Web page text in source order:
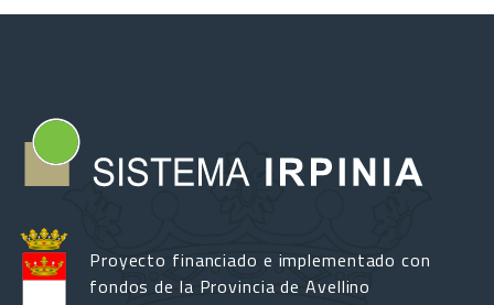
Proyecto financiado e implementado con
fondos de la Provincia de Avellino